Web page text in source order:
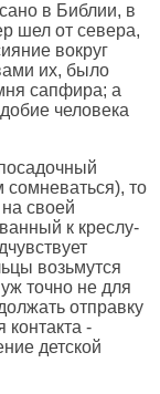
в Библии, в
шел от севера,
вокруг
их, было
сапфира; а
человека
сомневаться), то
своей
к креслу-
возьмутся
точно не для
отправку
-
детской